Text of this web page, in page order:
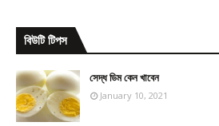
বিউটি টিপস
সেদ্ধ ডিম কেন খাবেন
January 10, 2021